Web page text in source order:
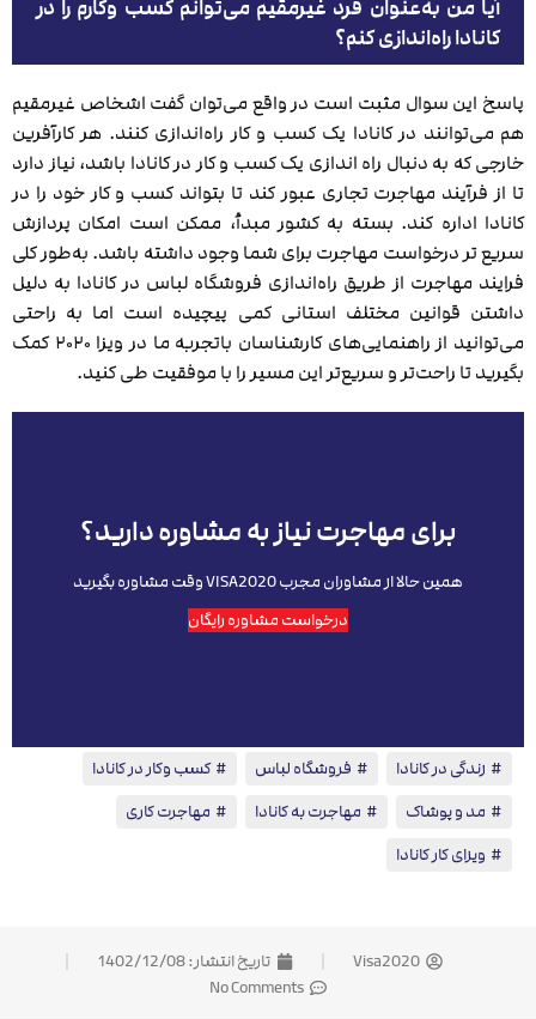
آیا من به‌عنوان فرد غیرمقیم می‌توانم کسب وکارم را در
کانادا راه‌اندازی کنم؟
پاسخ این سوال مثبت است در واقع می‌توان گفت اشخاص غیرمقیم
هم می‌توانند در کانادا یک کسب‌ و کار راه‌اندازی کنند. هر کارآفرین
خارجی که به دنبال راه اندازی یک کسب ‌و کار در کانادا باشد، نیاز دارد
تا از فرآیند مهاجرت تجاری عبور کند تا بتواند کسب ‌و کار خود را در
کانادا اداره کند. بسته به کشور مبدأ، ممکن است امکان پردازش
سریع ‌تر درخواست مهاجرت برای شما وجود داشته باشد. به‌طور کلی
فرایند مهاجرت از طریق راه‌اندازی فروشگاه لباس در کانادا به دلیل
داشتن قوانین مختلف استانی کمی پیچیده است اما به راحتی
می‌توانید از راهنمایی‌های کارشناسان باتجربه ما در ویزا ۲۰۲۰ کمک
بگیرید تا راحت‌تر و سریع‌تر این مسیر را با موفقیت طی کنید.
برای مهاجرت نیاز به مشاوره دارید؟
همین حالا از مشاوران مجرب VISA2020 وقت مشاوره بگیرید
درخواست مشاوره رایگان
زندگی در کانادا فروشگاه لباس کسب وکار در کانادا
مد و پوشاک
مهاجرت به کانادا مهاجرت کاری
ویزای کار کانادا
Visa2020 تاریخ انتشار:1402/12/08
No Comments